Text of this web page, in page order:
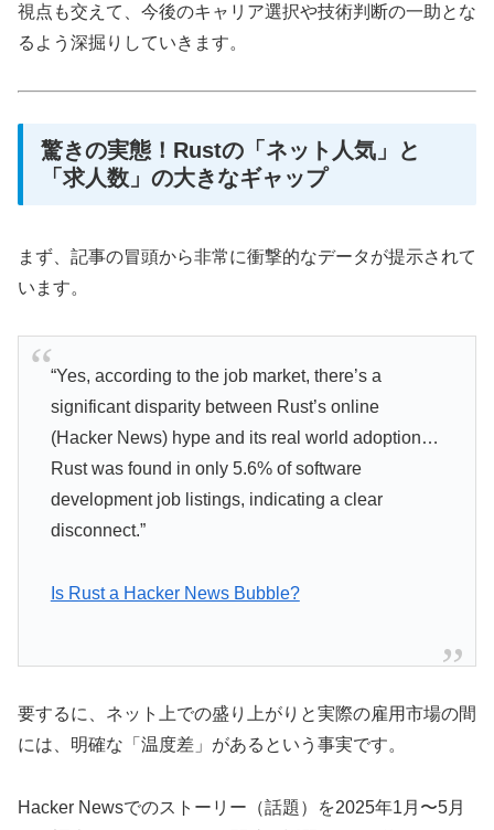
視点も交えて、今後のキャリア選択や技術判断の一助とな
るよう深掘りしていきます。
驚きの実態！Rustの「ネット人気」と
「求人数」の大きなギャップ
まず、記事の冒頭から非常に衝撃的なデータが提示されて
います。
“Yes, according to the job market, there’s a
significant disparity between Rust’s online
(Hacker News) hype and its real world adoption…
Rust was found in only 5.6% of software
development job listings, indicating a clear
disconnect.”
Is Rust a Hacker News Bubble?
要するに、ネット上での盛り上がりと実際の雇用市場の間
には、明確な「温度差」があるという事実です。
Hacker Newsでのストーリー（話題）を2025年1月〜5月